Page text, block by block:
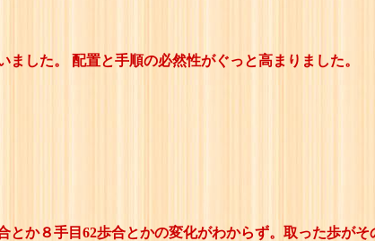
した。 配置と手順の必然性がぐっと高まりました。
か８手目62歩合とかの変化がわからず。取った歩が